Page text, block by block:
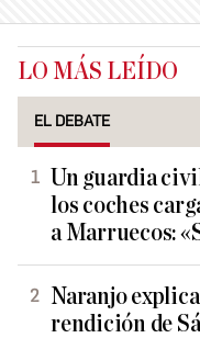
LO MÁS LEÍDO
EL DEBATE
Un guardia
los coches
a Marruecos:
Naranjo
rendición de